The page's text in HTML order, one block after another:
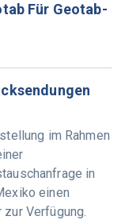
Für Geotab-
im Rahmen
in
einen
Verfügung.